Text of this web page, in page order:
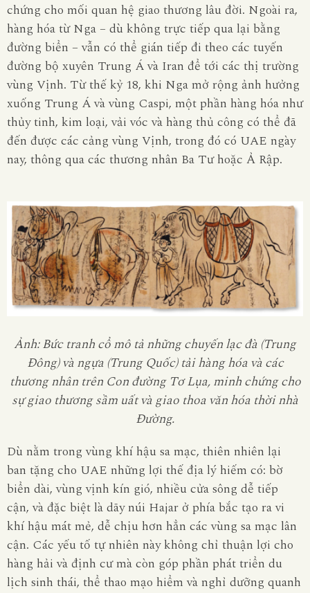
chứng cho mối quan hệ giao thương lâu đời. Ngoài ra,
hàng hóa từ Nga – dù không trực tiếp qua lại bằng
đường biển – vẫn có thể gián tiếp đi theo các tuyến
đường bộ xuyên Trung Á và Iran để tới các thị trường
vùng Vịnh. Từ thế kỷ 18, khi Nga mở rộng ảnh hưởng
xuống Trung Á và vùng Caspi, một phần hàng hóa như
thủy tinh, kim loại, vải vóc và hàng thủ công có thể đã
đến được các cảng vùng Vịnh, trong đó có UAE ngày
nay, thông qua các thương nhân Ba Tư hoặc Ả Rập.
Ảnh: Bức tranh cổ mô tả những chuyến lạc đà (Trung
Đông) và ngựa (Trung Quốc) tải hàng hóa và các
thương nhân trên Con đường Tơ Lụa, minh chứng cho
sự giao thương sầm uất và giao thoa văn hóa thời nhà
Đường.
Dù nằm trong vùng khí hậu sa mạc, thiên nhiên lại
ban tặng cho UAE những lợi thế địa lý hiếm có: bờ
biển dài, vùng vịnh kín gió, nhiều cửa sông dễ tiếp
cận, và đặc biệt là dãy núi Hajar ở phía bắc tạo ra vi
khí hậu mát mẻ, dễ chịu hơn hẳn các vùng sa mạc lân
cận. Các yếu tố tự nhiên này không chỉ thuận lợi cho
hàng hải và định cư mà còn góp phần phát triển du
lịch sinh thái, thể thao mạo hiểm và nghỉ dưỡng quanh